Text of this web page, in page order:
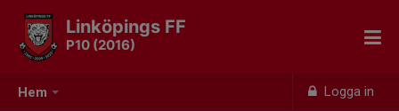
Hem Logga in
Linköpings FF
P10 (2016)